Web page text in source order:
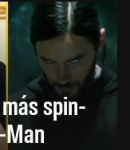
spin-